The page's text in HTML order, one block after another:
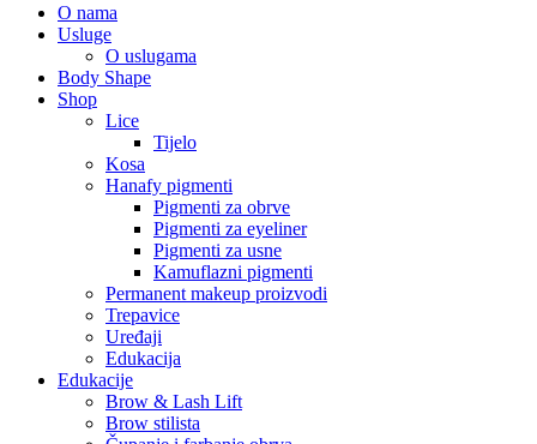
O nama
Usluge
O uslugama
Body Shape
Shop
Lice
Tijelo
Kosa
Hanafy pigmenti
Pigmenti za obrve
Pigmenti za eyeliner
Pigmenti za usne
Kamuflazni pigmenti
Permanent makeup proizvodi
Trepavice
Uređaji
Edukacija
Edukacije
Brow & Lash Lift
Brow stilista